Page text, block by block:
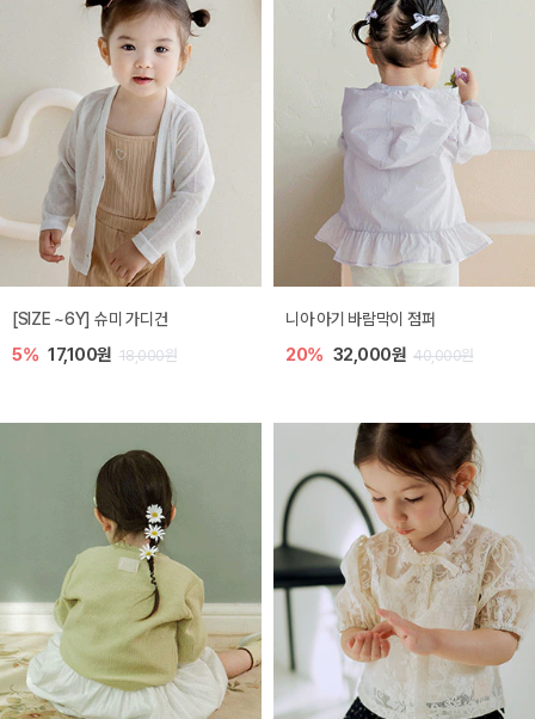
[SIZE ~6Y] 슈미 가디건
5% 17,100원 18,000원
니아 아기 바람막이 점퍼
20% 32,000원 40,000원